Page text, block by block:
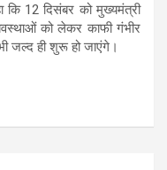
कि 12 दिसंबर को मुख्यमंत्री
को लेकर काफी गंभीर
जल्द ही शुरू हो जाएंगे।